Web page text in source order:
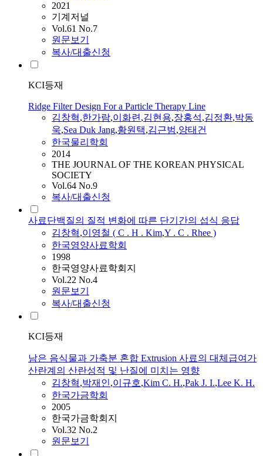
2021
기계저널
Vol.61 No.7
원문보기
복사/대출신청
KCI등재
Ridge Filter Design For a Particle Therapy Line
김창혁,한가람,이화련,김현용,장홍석,김정환,박동
욱,Sea Duk Jang,황원택,김근범,양태건
한국물리학회
2014
THE JOURNAL OF THE KOREAN PHYSICAL
SOCIETY
Vol.64 No.9
복사/대출신청
사료단백질의 질적 변화에 따른 단기간의 섭식 응답
김창혁,이영철 ( C . H . Kim,Y . C . Rhee )
한국영양사료학회
1998
한국영양사료학회지
Vol.22 No.4
원문보기
복사/대출신청
KCI등재
남은 음식물과 가축분 혼합 Extrusion 사료의 대체급여가
산란계의 산란성적 및 난질에 미치는 영향
김창혁,박재인,이규호,Kim C. H.,Pak J. I.,Lee K. H.
한국가금학회
2005
한국가금학회지
Vol.32 No.2
원문보기